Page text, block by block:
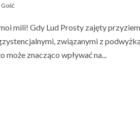
Gość
mili! Gdy Lud Prosty zajęty
związanymi z
znacząco wpływać na...